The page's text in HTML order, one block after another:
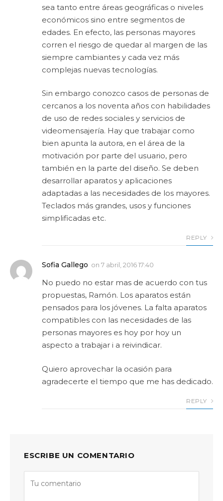
sea tanto entre áreas geográficas o niveles
económicos sino entre segmentos de
edades. En efecto, las personas mayores
corren el riesgo de quedar al margen de las
siempre cambiantes y cada vez más
complejas nuevas tecnologías.
Sin embargo conozco casos de personas de
cercanos a los noventa años con habilidades
de uso de redes sociales y servicios de
videomensajería. Hay que trabajar como
bien apunta la autora, en el área de la
motivación por parte del usuario, pero
también en la parte del diseño. Se deben
desarrollar aparatos y aplicaciones
adaptadas a las necesidades de los mayores.
Teclados más grandes, usos y funciones
simplificadas etc.
REPLY
Sofia Gallego on 7 abril, 2016 17:40
No puedo no estar mas de acuerdo con tus
propuestas, Ramón. Los aparatos están
pensados para los jóvenes. La falta aparatos
compatibles con las necesidades de las
personas mayores es hoy por hoy un
aspecto a trabajar i a reivindicar.
Quiero aprovechar la ocasión para
agradecerte el tiempo que me has dedicado.
REPLY
ESCRIBE UN COMENTARIO